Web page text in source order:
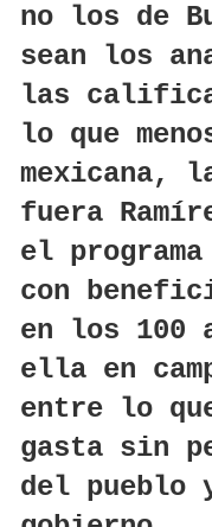
no los de
sean los
las
lo que
mexicana,
fuera
el
con
en los 100
ella en
entre lo
gasta sin
del pueblo